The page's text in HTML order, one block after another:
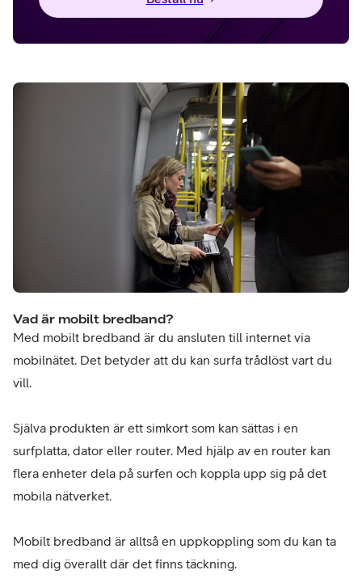
Vad är mobilt bredband?
Med mobilt bredband är du ansluten till internet via
mobilnätet. Det betyder att du kan surfa trådlöst vart du
vill.
Själva produkten är ett simkort som kan sättas i en
surfplatta, dator eller router. Med hjälp av en router kan
flera enheter dela på surfen och koppla upp sig på det
mobila nätverket.
Mobilt bredband är alltså en uppkoppling som du kan ta
med dig överallt där det finns täckning.